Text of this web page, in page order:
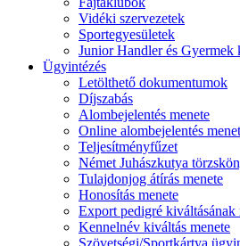
Vidéki szervezetek
Sportegyesületek
Junior Handler és Gyermek
Ügyintézés
Letölthető dokumentumok
Díjszabás
Alombejelentés menete
Online alombejelentés
Teljesítményfűzet
Német Juhászkutya
Tulajdonjog átírás menete
Honosítás menete
Export pedigré kiváltásának
Kennelnév kiváltás menete
Szövetségi/Sportkártya